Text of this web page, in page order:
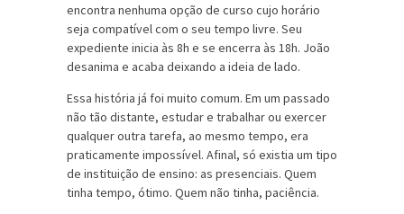
encontra nenhuma opção de curso cujo horário
seja compatível com o seu tempo livre. Seu
expediente inicia às 8h e se encerra às 18h. João
desanima e acaba deixando a ideia de lado.
Essa história já foi muito comum. Em um passado
não tão distante, estudar e trabalhar ou exercer
qualquer outra tarefa, ao mesmo tempo, era
praticamente impossível. Afinal, só existia um tipo
de instituição de ensino: as presenciais. Quem
tinha tempo, ótimo. Quem não tinha, paciência.